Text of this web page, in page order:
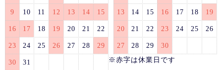
9 10 11 12 13 14 15
16 17 18 19 20 21 22
23 24 25 26 27 28 29
30 31
13 14 15 16 17 18 19
20 21 22 23 24 25 26
27 28 29
30
※赤字は休業日です